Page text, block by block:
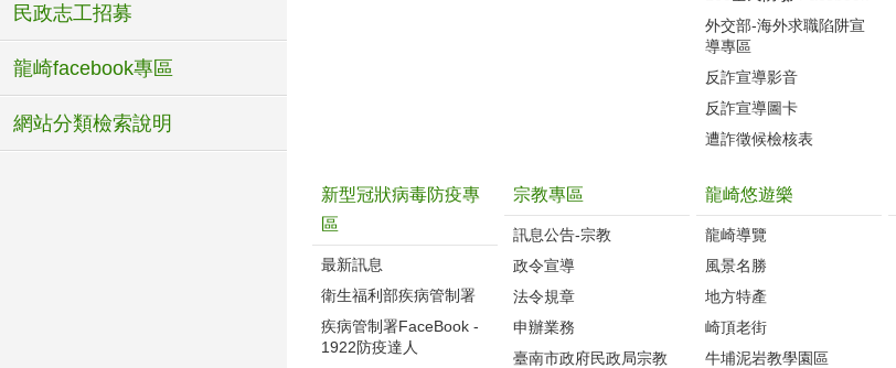
民政志工招募
龍崎facebook專區
網站分類檢索說明
外交部-海外求職陷阱宣
導專區
反詐宣導影音
反詐宣導圖卡
遭詐徵候檢核表
新型冠狀病毒防疫專
區
最新訊息
衛生福利部疾病管制署
疾病管制署FaceBook -
1922防疫達人
宗教專區
訊息公告-宗教
政令宣導
法令規章
申辦業務
臺南市政府民政局宗教
龍崎悠遊樂
龍崎導覽
風景名勝
地方特產
崎頂老街
牛埔泥岩教學園區